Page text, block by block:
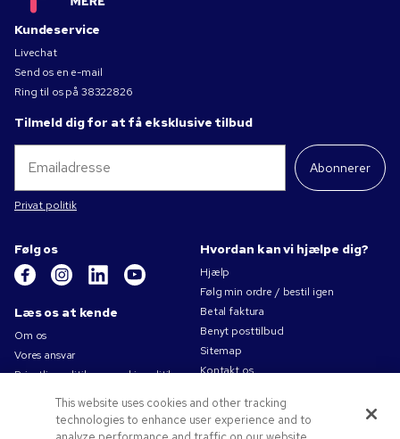
Kundeservice
Livechat
Send os en e-mail
Ring til os på 38322826
Tilmeld dig for at få eksklusive tilbud
Abonnerer
Privat politik
Følg os
Læs os at kende
Om os
Vores ansvar
Privatlivspolitik og cookiepolitik
Brugsvilkår
Salgsbetingelser
Karriere i Pens.com
Hvordan kan vi hjælpe dig?
Hjælp
Følg min ordre / bestil igen
Betal faktura
Benyt posttilbud
Sitemap
Kontakt os
This website uses cookies and other tracking
technologies to enhance user experience and to